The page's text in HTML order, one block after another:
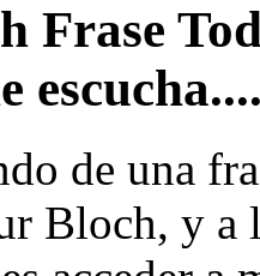
Frase
de una
Bloch, y a